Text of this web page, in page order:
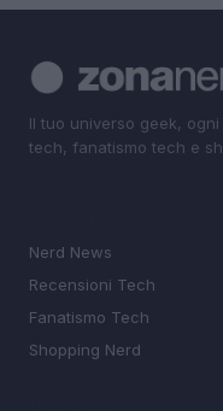
Il tuo universo geek,
tech, fanatismo tech e
Nerd News
Recensioni Tech
Fanatismo Tech
Shopping Nerd